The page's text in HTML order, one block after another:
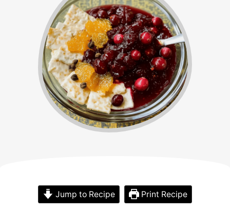
Jump to Recipe Print Recipe